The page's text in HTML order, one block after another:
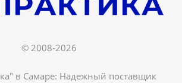
© 2008-2026
в Самаре: Надежный поставщик